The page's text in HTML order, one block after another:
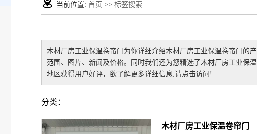
当前位置: 首页 >> 标签搜索
木材厂房工业保温卷帘门 为你详细介绍木材厂房工业保温卷帘门 的
范围、图片、新闻及价格。同时我们还为您精选了木材厂房工业保
地区获得用户好评，欲了解更多详细信息,请点击访问!
分类：
木材厂房工业保温卷帘门